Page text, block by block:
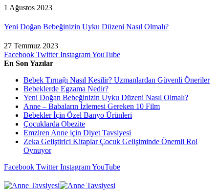
1 Ağustos 2023
Yeni Doğan Bebeğinizin Uyku Düzeni Nasıl Olmalı?
27 Temmuz 2023
Facebook Twitter InstagramYouTube
En Son Yazılar
Bebek Tırnağı Nasıl Kesilir? Uzmanlardan Güvenli Öneriler
Bebeklerde Egzama Nedir?
Yeni Doğan Bebeğinizin Uyku Düzeni Nasıl Olmalı?
Anne – Babaların İzlemesi Gereken 10 Film
Bebekler İçin Özel Banyo Ürünleri
Çocuklarda Obezite
Emziren Anne için Diyet Tavsiyesi
Zeka Geliştirici Kitaplar Çocuk Gelişiminde Önemli Rol
Oynuyor
Facebook Twitter InstagramYouTube